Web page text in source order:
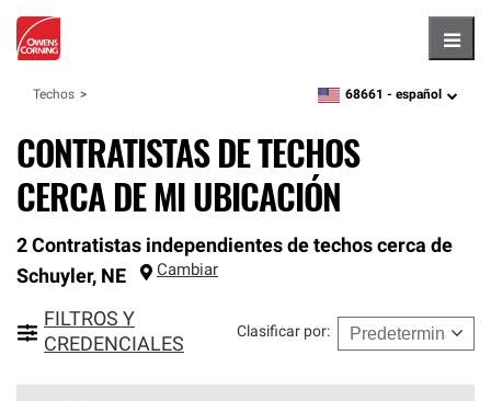
Techos zipcode, language
68661 - español
CONTRATISTAS DE TECHOS
CERCA DE MI UBICACIÓN
2 Contratistas independientes de techos cerca de
Schuyler, NE Cambiar
FILTROS Y
CREDENCIALES
Clasificar por: